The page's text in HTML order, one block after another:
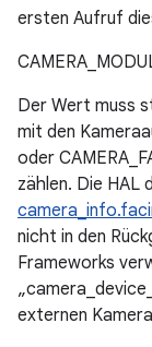
ersten Aufruf
Der Wert muss
mit den
oder
zählen. Die HAL
nicht in den
Frameworks
externen